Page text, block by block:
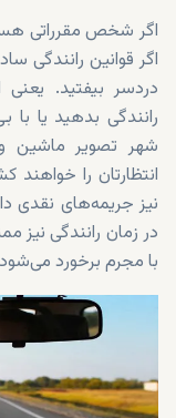
اگر شخص مقرراتی
اگر قوانین رانندگی
دردسر بیفتید. یعنی
رانندگی بدهید یا با
شهر تصویر ماشین
انتظارتان را خواهند
نیز جریمه‌های نقدی
در زمان رانندگی
با مجرم برخورد